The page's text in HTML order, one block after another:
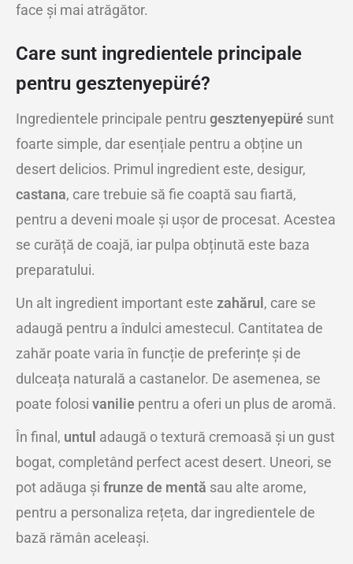
face și mai atrăgător.
Care sunt ingredientele principale
pentru gesztenyepüré?
Ingredientele principale pentru gesztenyepüré sunt
foarte simple, dar esențiale pentru a obține un
desert delicios. Primul ingredient este, desigur,
castana, care trebuie să fie coaptă sau fiartă,
pentru a deveni moale și ușor de procesat. Acestea
se curăță de coajă, iar pulpa obținută este baza
preparatului.
Un alt ingredient important este zahărul, care se
adaugă pentru a îndulci amestecul. Cantitatea de
zahăr poate varia în funcție de preferințe și de
dulceața naturală a castanelor. De asemenea, se
poate folosi vanilie pentru a oferi un plus de aromă.
În final, untul adaugă o textură cremoasă și un gust
bogat, completând perfect acest desert. Uneori, se
pot adăuga și frunze de mentă sau alte arome,
pentru a personaliza rețeta, dar ingredientele de
bază rămân aceleași.